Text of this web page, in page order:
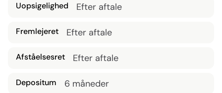
Uopsigelighed Efter aftale
Fremlejeret Efter aftale
Afståelsesret Efter aftale
Depositum 6 måneder